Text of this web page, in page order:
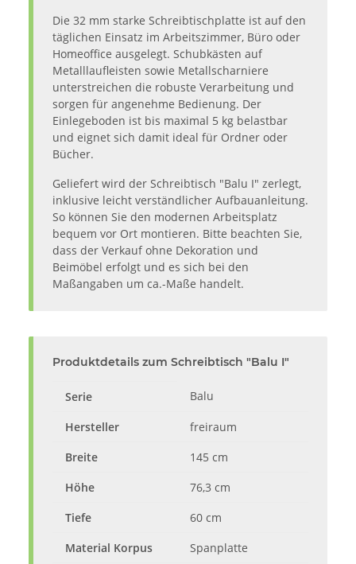
Die 32 mm starke Schreibtischplatte ist auf den
täglichen Einsatz im Arbeitszimmer, Büro oder
Homeoffice ausgelegt. Schubkästen auf
Metalllaufleisten sowie Metallscharniere
unterstreichen die robuste Verarbeitung und
sorgen für angenehme Bedienung. Der
Einlegeboden ist bis maximal 5 kg belastbar
und eignet sich damit ideal für Ordner oder
Bücher.
Geliefert wird der Schreibtisch "Balu I" zerlegt,
inklusive leicht verständlicher Aufbauanleitung.
So können Sie den modernen Arbeitsplatz
bequem vor Ort montieren. Bitte beachten Sie,
dass der Verkauf ohne Dekoration und
Beimöbel erfolgt und es sich bei den
Maßangaben um ca.-Maße handelt.
Produktdetails zum Schreibtisch "Balu I"
Serie Balu
Hersteller
freiraum
Breite
145 cm
Höhe
76,3 cm
Tiefe
60 cm
Material Korpus
Spanplatte